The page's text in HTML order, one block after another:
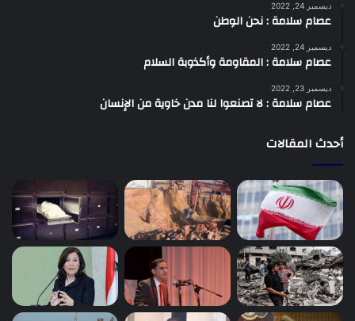
ديسمبر 24, 2022
عصام سلامة : نحن الوطن
ديسمبر 24, 2022
عصام سلامة : المقاومة وأكذوبة السلام
ديسمبر 23, 2022
عصام سلامة : لا تصنعوا لنا مدن خاوية من الإنسان
أحدث المقالات